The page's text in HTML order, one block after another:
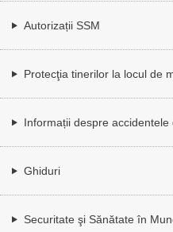
Autorizații SSM
Protecţia tinerilor la locul de
Informații despre accidentele
Ghiduri
Securitate şi Sănătate în